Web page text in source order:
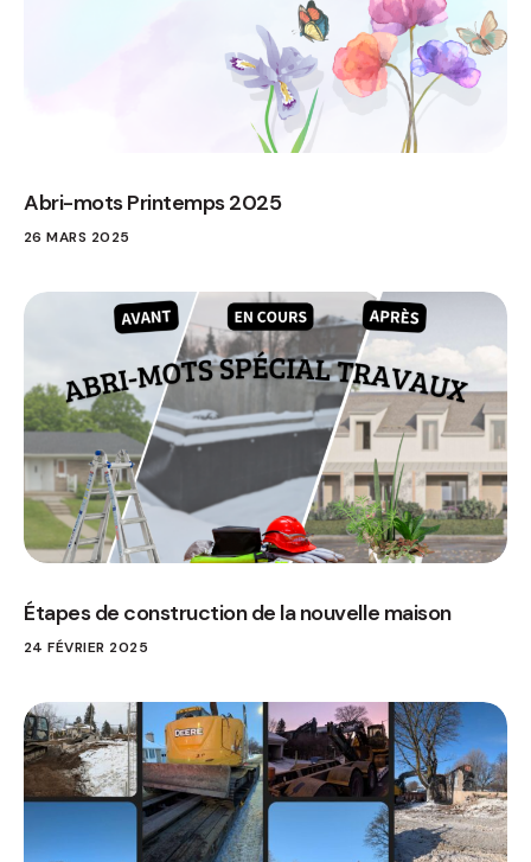
Abri-mots Printemps 2025
26 MARS 2025
Étapes de construction de la nouvelle maison
24 FÉVRIER 2025